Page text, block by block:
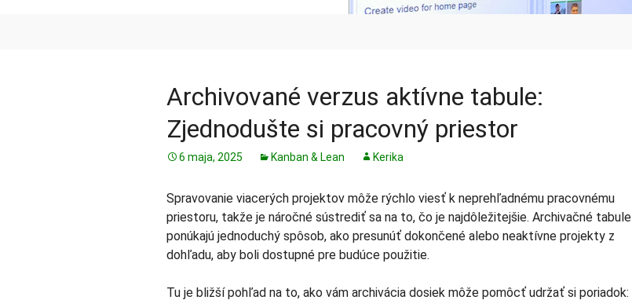
Archivované verzus aktívne tabule:
Zjednodušte si pracovný priestor
6 maja, 2025 Kanban & Lean Kerika
Spravovanie viacerých projektov môže rýchlo viesť k neprehľadnému pracovnému
priestoru, takže je náročné sústrediť sa na to, čo je najdôležitejšie. Archivačné tabule
ponúkajú jednoduchý spôsob, ako presunúť dokončené alebo neaktívne projekty z
dohľadu, aby boli dostupné pre budúce použitie.
Tu je bližší pohľad na to, ako vám archivácia dosiek môže pomôcť udržať si poriadok: